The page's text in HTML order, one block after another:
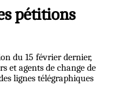
pétitions
du 15 février dernier,
et agents de change de
lignes télégraphiques